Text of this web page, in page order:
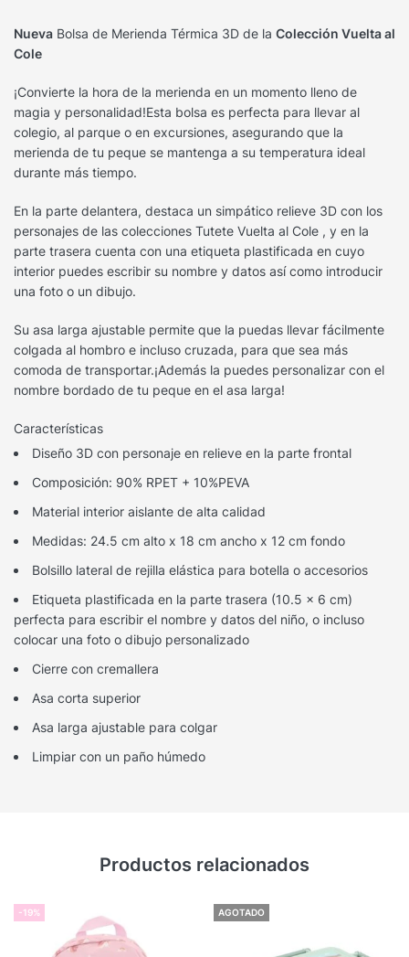
Nueva Bolsa de Merienda Térmica 3D de la Colección Vuelta al
Cole
¡Convierte la hora de la merienda en un momento lleno de
magia y personalidad!Esta bolsa es perfecta para llevar al
colegio, al parque o en excursiones, asegurando que la
merienda de tu peque se mantenga a su temperatura ideal
durante más tiempo.
En la parte delantera, destaca un simpático relieve 3D con los
personajes de las colecciones Tutete Vuelta al Cole , y en la
parte trasera cuenta con una etiqueta plastificada en cuyo
interior puedes escribir su nombre y datos así como introducir
una foto o un dibujo.
Su asa larga ajustable permite que la puedas llevar fácilmente
colgada al hombro e incluso cruzada, para que sea más
comoda de transportar.¡Además la puedes personalizar con el
nombre bordado de tu peque en el asa larga!
Características
Diseño 3D con personaje en relieve en la parte frontal
Composición: 90% RPET + 10%PEVA
Material interior aislante de alta calidad
Medidas: 24.5 cm alto x 18 cm ancho x 12 cm fondo
Bolsillo lateral de rejilla elástica para botella o accesorios
Etiqueta plastificada en la parte trasera (10.5 x 6 cm)
perfecta para escribir el nombre y datos del niño, o incluso
colocar una foto o dibujo personalizado
Cierre con cremallera
Asa corta superior
Asa larga ajustable para colgar
Limpiar con un paño húmedo
Productos relacionados
-19% AGOTADO